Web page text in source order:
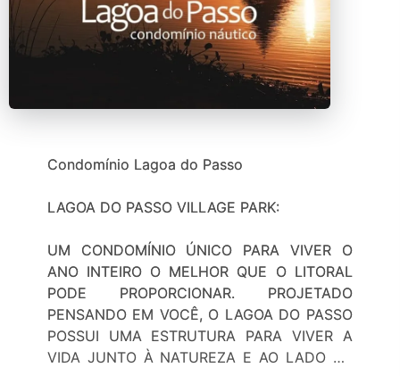
Condomínio Lagoa do Passo
LAGOA DO PASSO VILLAGE PARK:
UM CONDOMÍNIO ÚNICO PARA VIVER O
ANO INTEIRO O MELHOR QUE O LITORAL
PODE PROPORCIONAR. PROJETADO
PENSANDO EM VOCÊ, O LAGOA DO PASSO
POSSUI UMA ESTRUTURA PARA VIVER A
VIDA JUNTO À NATUREZA E AO LADO DE